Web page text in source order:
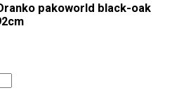
pakoworld black-oak